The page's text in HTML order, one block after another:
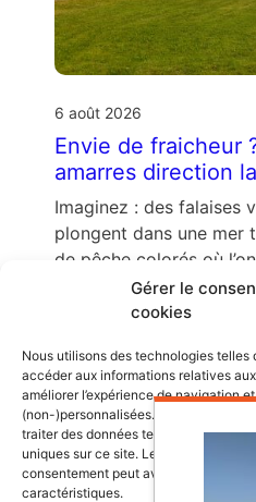
Gérer le
cookies
Nous utilisons des technologies
accéder aux informations relatives
améliorer l’expérience de navigation
(non-)personnalisées. Consentir à
traiter des données telles que le
uniques sur ce site. Le fait de ne pas
consentement peut avoir un effet
caractéristiques.
6 août 2026
Envie de fraicheur
amarres direction
Imaginez : des falaises
plongent dans une mer
de pêche colorés où
encore salées par …
Lire l’article